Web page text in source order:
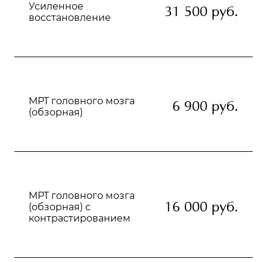
Усиленное
восстановление
31 500 руб.
МРТ головного мозга
(обзорная)
6 900 руб.
МРТ головного мозга
(обзорная) с
контрастированием
16 000 руб.